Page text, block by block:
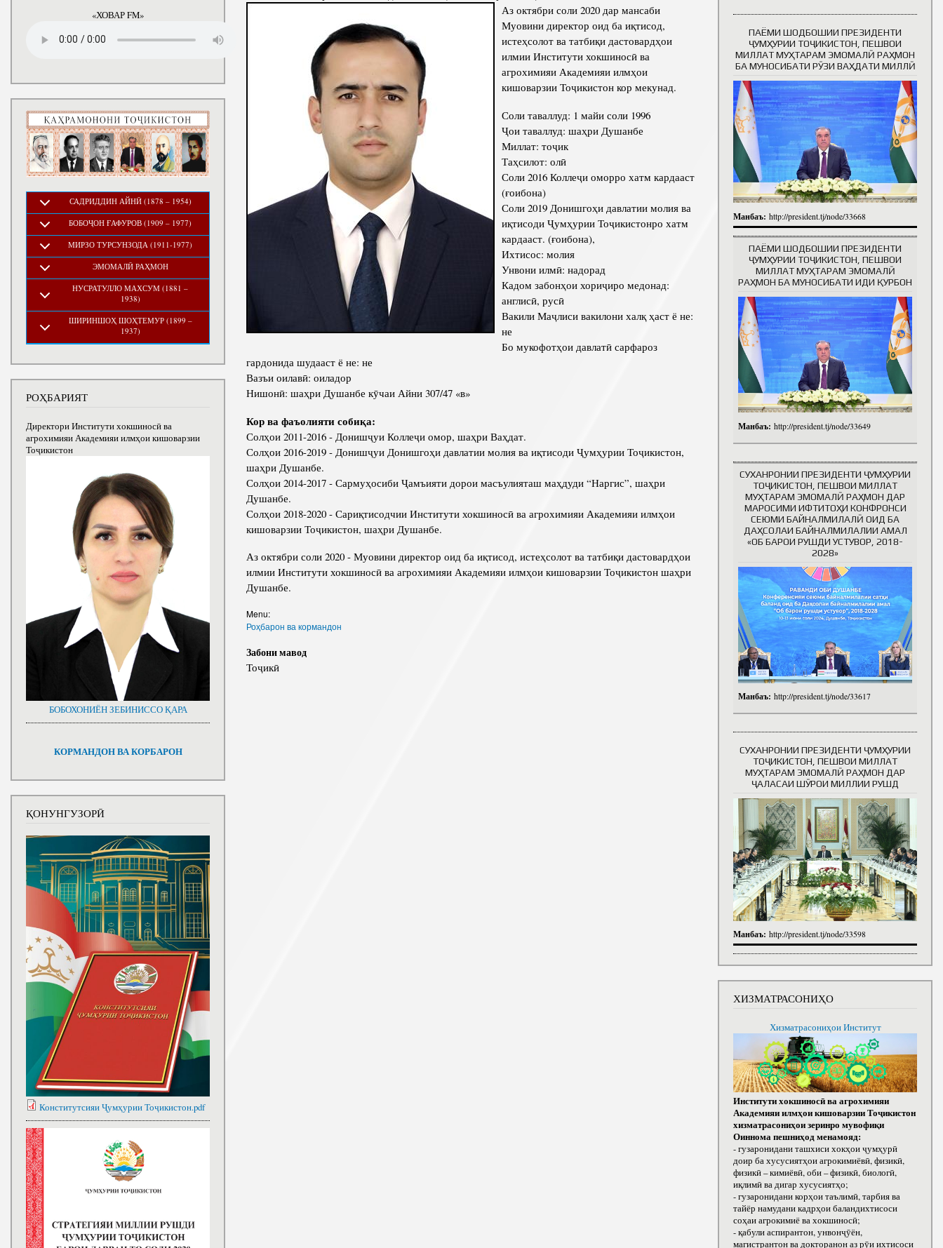
Сохтори Институт
Роҳбарон ва кормандон Таърихи роҳбарон
Аз октябри соли 2020 дар мансаби
Муовини директор оид ба иқтисод,
истеҳсолот ва татбиқи дастовардҳои
илмии Институти хокшиносӣ ва
агрохимияи Академияи илмҳои
кишоварзии Тоҷикистон кор мекунад.
Соли таваллуд: 1 майи соли 1996
Ҷои таваллуд: шаҳри Душанбе
Миллат: тоҷик
Таҳсилот: олӣ
Соли 2016 Коллеҷи оморро хатм кардааст
(ғоибона)
Соли 2019 Донишгоҳи давлатии молия ва
иқтисоди Ҷумҳурии Тоҷикистонро хатм
кардааст. (ғоибона),
Ихтисос: молия
Унвони илмӣ: надорад
Кадом забонҳои хориҷиро медонад:
англисӣ, русӣ
Вакили Маҷлиси вакилони халқ ҳаст ё не:
не
Бо мукофотҳои давлатӣ сарфароз
гардонида шудааст ё не: не
Вазъи оилавӣ: оиладор
Нишонӣ: шаҳри Душанбе кӯчаи Айни 307/47 «в»
Кор ва фаъолияти собиқа:
Солҳои 2011-2016 - Донишҷуи Коллеҷи омор, шаҳри Ваҳдат.
Солҳои 2016-2019 - Донишҷуи Донишгоҳи давлатии молия ва иқтисоди Ҷумҳурии Тоҷикистон,
шаҳри Душанбе.
Солҳои 2014-2017 - Сармуҳосиби Ҷамъияти дорои масъулияташ маҳдуди “Наргис”, шаҳри
Душанбе.
Солҳои 2018-2020 - Сариқтисодчии Институти хокшиносӣ ва агрохимияи Академияи илмҳои
кишоварзии Тоҷикистон, шаҳри Душанбе.
Аз октябри соли 2020 - Муовини директор оид ба иқтисод, истеҳсолот ва татбиқи дастовардҳои
илмии Институти хокшиносӣ ва агрохимияи Академияи илмҳои кишоварзии Тоҷикистон шаҳри
Душанбе.
Menu:
Роҳбарон ва кормандон
Забони мавод
Тоҷикӣ
«ХОВАР FM»
САДРИДДИН АЙНӢ (1878 – 1954)
БОБОҶОН ҒАФУРОВ (1909 – 1977)
МИРЗО ТУРСУНЗОДА (1911-1977)
ЭМОМАЛӢ РАҲМОН
НУСРАТУЛЛО МАХСУМ (1881 –
1938)
ШИРИНШОҲ ШОҲТЕМУР (1899 –
1937)
РОҲБАРИЯТ
Директори Институти хокшиносӣ ва
агрохимияи Академияи илмҳои кишоварзии
Тоҷикистон
БОБОХОНИЁН ЗЕБИНИССО ҚАРА
КОРМАНДОН ВА КОРБАРОН
ҚОНУНГУЗОРӢ
Конститутсияи Ҷумҳурии Тоҷикистон.pdf
ПАЁМИ ШОДБОШИИ ПРЕЗИДЕНТИ
ҶУМҲУРИИ ТОҶИКИСТОН, ПЕШВОИ
МИЛЛАТ МУҲТАРАМ ЭМОМАЛӢ РАҲМОН
БА МУНОСИБАТИ РӮЗИ ВАҲДАТИ МИЛЛӢ
Манбаъ: http://president.tj/node/33668
ПАЁМИ ШОДБОШИИ ПРЕЗИДЕНТИ
ҶУМҲУРИИ ТОҶИКИСТОН, ПЕШВОИ
МИЛЛАТ МУҲТАРАМ ЭМОМАЛӢ
РАҲМОН БА МУНОСИБАТИ ИДИ ҚУРБОН
Манбаъ: http://president.tj/node/33649
СУХАНРОНИИ ПРЕЗИДЕНТИ ҶУМҲУРИИ
ТОҶИКИСТОН, ПЕШВОИ МИЛЛАТ
МУҲТАРАМ ЭМОМАЛӢ РАҲМОН ДАР
МАРОСИМИ ИФТИТОҲИ КОНФРОНСИ
СЕЮМИ БАЙНАЛМИЛАЛӢ ОИД БА
ДАҲСОЛАИ БАЙНАЛМИЛАЛИИ АМАЛ
«ОБ БАРОИ РУШДИ УСТУВОР, 2018-
2028»
Манбаъ: http://president.tj/node/33617
СУХАНРОНИИ ПРЕЗИДЕНТИ ҶУМҲУРИИ
ТОҶИКИСТОН, ПЕШВОИ МИЛЛАТ
МУҲТАРАМ ЭМОМАЛӢ РАҲМОН ДАР
ҶАЛАСАИ ШӮРОИ МИЛЛИИ РУШД
Манбаъ: http://president.tj/node/33598
ХИЗМАТРАСОНИҲО
Хизматрасониҳои Институт
Институти хокшиносӣ ва агрохимияи
Академияи илмҳои кишоварзии Тоҷикистон
хизматрасониҳои зеринро мувофиқи
Оиннома пешниҳод менамояд:
- гузаронидани ташхиси хокҳои ҷумҳурӣ
доир ба хусусиятҳои агрокимиёвӣ, физикӣ,
физикӣ – кимиёвӣ, оби – физикӣ, биологӣ,
иқлимӣ ва дигар хусусиятҳо;
- гузаронидани корҳои таълимӣ, тарбия ва
тайёр намудани кадрҳои баландихтисоси
соҳаи агрокимиё ва хокшиносӣ;
- қабули аспирантон, унвонҷӯён,
магистрантон ва докторанон аз рӯи ихтисоси